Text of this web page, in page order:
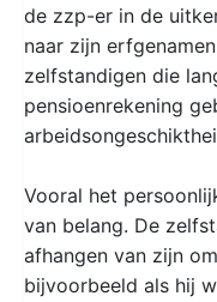
de zzp-er in de
naar zijn
zelfstandigen die
pensioenrekening
Vooral het
van belang. De
afhangen van zijn
bijvoorbeeld als hij